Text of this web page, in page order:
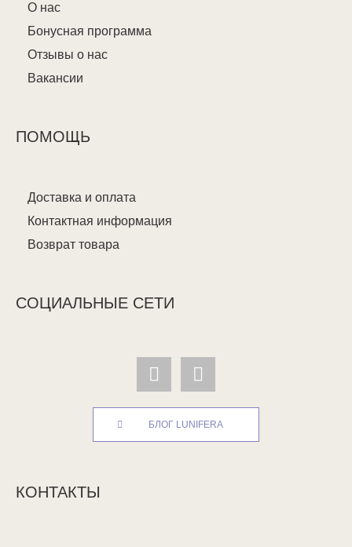
О нас
Бонусная программа
Отзывы о нас
Вакансии
ПОМОЩЬ
Доставка и оплата
Контактная информация
Возврат товара
СОЦИАЛЬНЫЕ СЕТИ
БЛОГ LUNIFERA
КОНТАКТЫ